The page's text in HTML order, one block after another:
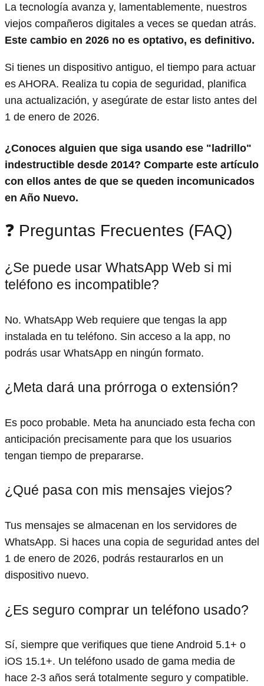
La tecnología avanza y, lamentablemente, nuestros
viejos compañeros digitales a veces se quedan atrás.
Este cambio en 2026 no es optativo, es definitivo.
Si tienes un dispositivo antiguo, el tiempo para actuar
es AHORA. Realiza tu copia de seguridad, planifica
una actualización, y asegúrate de estar listo antes del
1 de enero de 2026.
¿Conoces alguien que siga usando ese "ladrillo"
indestructible desde 2014? Comparte este artículo
con ellos antes de que se queden incomunicados
en Año Nuevo.
❓ Preguntas Frecuentes (FAQ)
¿Se puede usar WhatsApp Web si mi
teléfono es incompatible?
No. WhatsApp Web requiere que tengas la app
instalada en tu teléfono. Sin acceso a la app, no
podrás usar WhatsApp en ningún formato.
¿Meta dará una prórroga o extensión?
Es poco probable. Meta ha anunciado esta fecha con
anticipación precisamente para que los usuarios
tengan tiempo de prepararse.
¿Qué pasa con mis mensajes viejos?
Tus mensajes se almacenan en los servidores de
WhatsApp. Si haces una copia de seguridad antes del
1 de enero de 2026, podrás restaurarlos en un
dispositivo nuevo.
¿Es seguro comprar un teléfono usado?
Sí, siempre que verifiques que tiene Android 5.1+ o
iOS 15.1+. Un teléfono usado de gama media de
hace 2-3 años será totalmente seguro y compatible.